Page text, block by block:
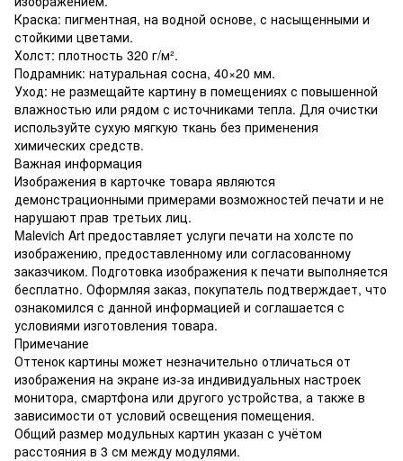
Краска: пигментная, на водной основе, с насыщенными и
стойкими цветами.
Холст: плотность 320 г/м².
Подрамник: натуральная сосна, 40×20 мм.
Уход: не размещайте картину в помещениях с повышенной
влажностью или рядом с источниками тепла. Для очистки
используйте сухую мягкую ткань без применения
химических средств.
Важная информация
Изображения в карточке товара являются
демонстрационными примерами возможностей печати и не
нарушают прав третьих лиц.
Malevich Art предоставляет услуги печати на холсте по
изображению, предоставленному или согласованному
заказчиком. Подготовка изображения к печати выполняется
бесплатно. Оформляя заказ, покупатель подтверждает, что
ознакомился с данной информацией и соглашается с
условиями изготовления товара.
Примечание
Оттенок картины может незначительно отличаться от
изображения на экране из-за индивидуальных настроек
монитора, смартфона или другого устройства, а также в
зависимости от условий освещения помещения.
Общий размер модульных картин указан с учётом
расстояния в 3 см между модулями.